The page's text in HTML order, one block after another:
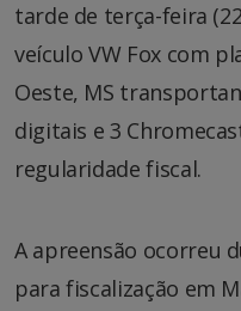
tarde de terça-feira
veículo VW Fox com
Oeste, MS
digitais e 3
regularidade fiscal.
A apreensão ocorreu
para fiscalização em